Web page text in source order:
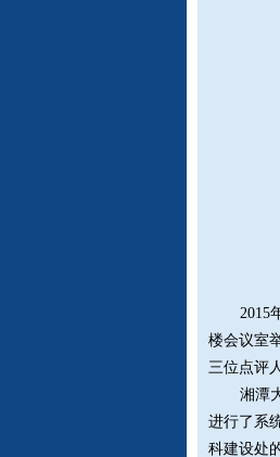
2015
楼会议室
三位点评
湘潭
进行了系
科建设处